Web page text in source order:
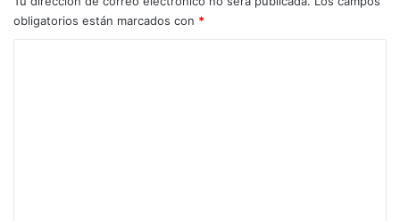
obligatorios están marcados con *